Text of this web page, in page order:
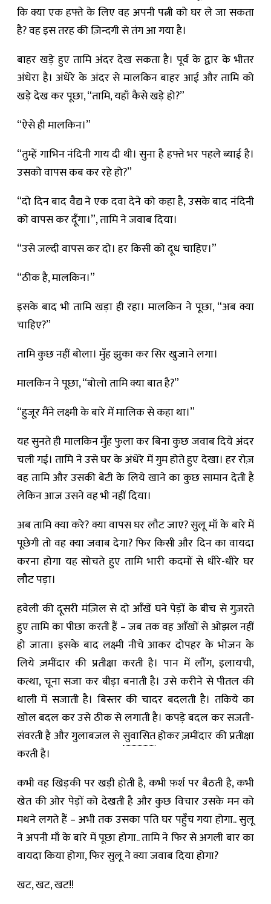
कि क्या एक हफ्ते के लिए वह अपनी पत्नी को घर ले जा सकता
है? वह इस तरह की ज़िन्दगी से तंग आ गया है।
बाहर खड़े हुए तामि अंदर देख सकता है। पूर्व के द्वार के भीतर
अंधेरा है। अंधेरे के अंदर से मालकिन बाहर आई और तामि को
खड़े देख कर पूछा, “तामि, यहाँ कैसे खड़े हो?”
“ऐसे ही मालकिन।”
“तुम्हें गाभिन नंदिनी गाय दी थी। सुना है हफ्ते भर पहले ब्याई है।
उसको वापस कब कर रहे हो?”
“दो दिन बाद वैद्य ने एक दवा देने को कहा है, उसके बाद नंदिनी
को वापस कर दूँगा।”, तामि ने जवाब दिया।
“उसे जल्दी वापस कर दो। हर किसी को दूध चाहिए।”
“ठीक है, मालकिन।”
इसके बाद भी तामि खड़ा ही रहा। मालकिन ने पूछा, “अब क्या
चाहिए?”
तामि कुछ नहीं बोला। मुँह झुका कर सिर खुजाने लगा।
मालकिन ने पूछा, “बोलो तामि क्या बात है?”
“हुजूर मैंने लक्ष्मी के बारे में मालिक से कहा था।”
यह सुनते ही मालकिन मुँह फुला कर बिना कुछ जवाब दिये अंदर
चली गई। तामि ने उसे घर के अंधेरे में गुम होते हुए देखा। हर रोज़
वह तामि और उसकी बेटी के लिये खाने का कुछ सामान देती है
लेकिन आज उसने वह भी नहीं दिया।
अब तामि क्या करे? क्या वापस घर लौट जाए? सुलू माँ के बारे में
पूछेगी तो वह क्या जवाब देगा? फिर किसी और दिन का वायदा
करना होगा यह सोचते हुए तामि भारी कदमों से धीरे-धीरे घर
लौट पड़ा।
हवेली की दूसरी मंज़िल से दो आँखें घने पेड़ों के बीच से गुज़रते
हुए तामि का पीछा करती हैं – जब तक वह आँखों से ओझल नहीं
हो जाता। इसके बाद लक्ष्मी नीचे आकर दोपहर के भोजन के
लिये ज़मींदार की प्रतीक्षा करती है। पान में लौंग, इलायची,
कत्था, चूना सजा कर बीड़ा बनाती है। उसे करीने से पीतल की
थाली में सजाती है। बिस्तर की चादर बदलती है। तकिये का
खोल बदल कर उसे ठीक से लगाती है। कपड़े बदल कर सजती-
संवरती है और गुलाबजल सेसुवासितहोकर ज़मींदार की प्रतीक्षा
करती है।
कभी वह खिड़की पर खड़ी होती है, कभी फ़र्श पर बैठती है, कभी
खेत की ओर पेड़ों को देखती है और कुछ विचार उसके मन को
मथने लगते हैं – अभी तक उसका पति घर पहुँच गया होगा.. सुलू
ने अपनी माँ के बारे में पूछा होगा.. तामि ने फिर से अगली बार का
वायदा किया होगा, फिर सुलू ने क्या जवाब दिया होगा?
खट, खट, खट!!